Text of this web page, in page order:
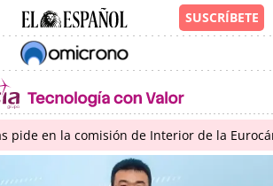
pide en la comisión de Interior de la